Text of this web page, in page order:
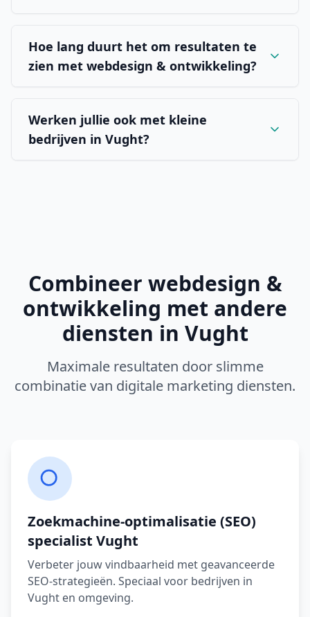
Hoe lang duurt het om resultaten te
zien met webdesign & ontwikkeling?
Werken jullie ook met kleine
bedrijven in Vught?
Combineer webdesign &
ontwikkeling met andere
diensten in Vught
Maximale resultaten door slimme
combinatie van digitale marketing diensten.
Zoekmachine-optimalisatie (SEO)
specialist Vught
Verbeter jouw vindbaarheid met geavanceerde
SEO-strategieën. Speciaal voor bedrijven in
Vught en omgeving.